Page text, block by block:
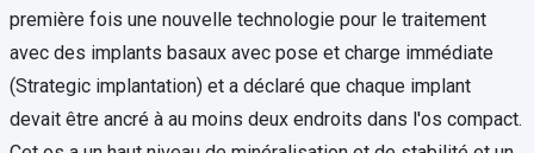
première fois une nouvelle technologie pour le traitement
avec des implants basaux avec pose et charge immédiate
(Strategic implantation) et a déclaré que chaque implant
devait être ancré à au moins deux endroits dans l'os compact.